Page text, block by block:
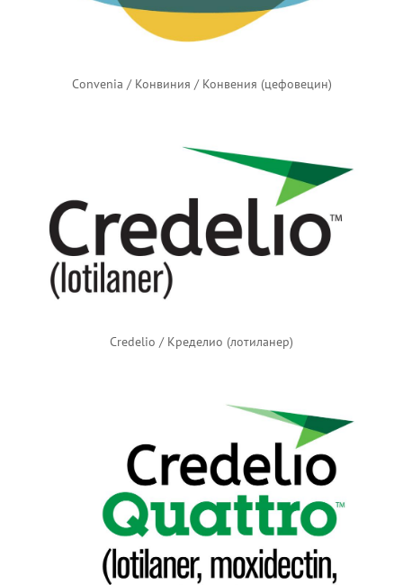
Convenia / Конвиния / Конвения (цефовецин)
Credelio / Кределио (лотиланер)